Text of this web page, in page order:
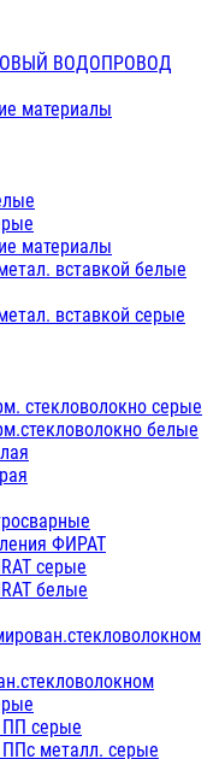
ВОДОПРОВОД
материалы
материалы
вставкой белые
вставкой серые
стекловолокно серые
белые
ФИРАТ
серые
белые
ПП серые
металл. серые